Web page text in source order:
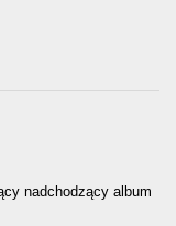
nadchodzący album